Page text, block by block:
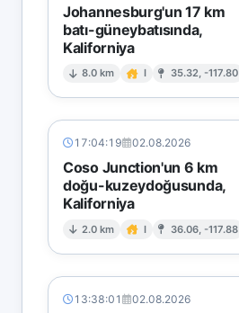
Johannesburg'un 17 km
batı-güneybatısında,
Kaliforniya
8.0 km I 35.32, -117.80
17:04:19 02.08.2026
Coso Junction'un 6 km
doğu-kuzeydoğusunda,
Kaliforniya
2.0 km I 36.06, -117.88
13:38:01 02.08.2026